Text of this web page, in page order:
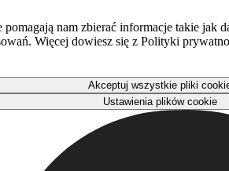
nam zbierać informacje takie
Więcej dowiesz się z Polityki
Akceptuj wszystkie pliki
Ustawienia plików cookie